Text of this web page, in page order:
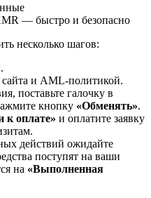
— быстро и безопасно
несколько шагов:
и AML-политикой.
поставьте галочку в
кнопку «Обменять».
к оплате» и оплатите заявку
действий ожидайте
поступят на ваши
на «Выполненная